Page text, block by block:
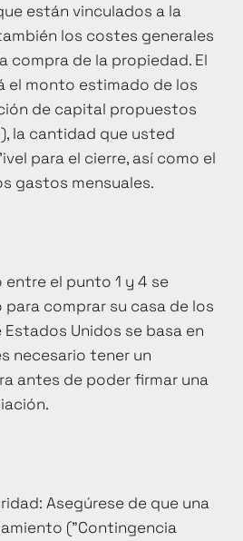
están vinculados a la
los costes generales
compra de la propiedad. El
el monto estimado de los
de capital propuestos
la cantidad que usted
para el cierre, así como el
gastos mensuales.
entre el punto 1 y 4 se
comprar su casa de los
Estados Unidos se basa en
necesario tener un
antes de poder firmar una
Asegúrese de que una
("Contingencia